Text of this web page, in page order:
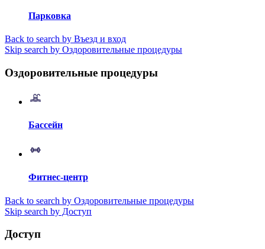
Парковка
Back to search by Въезд и вход
Skip search by Оздоровительные процедуры
Оздоровительные процедуры
Бассейн
Фитнес-центр
Back to search by Оздоровительные процедуры
Skip search by Доступ
Доступ